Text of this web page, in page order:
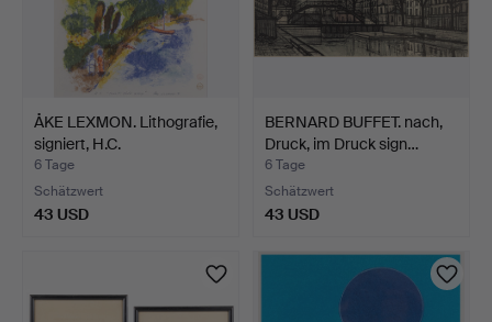
ÅKE LEXMON. Lithografie,
signiert, H.C.
6 Tage
Schätzwert
43 USD
BERNARD BUFFET. nach,
Druck, im Druck sign…
6 Tage
Schätzwert
43 USD